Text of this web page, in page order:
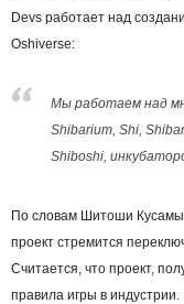
Devs работает над
Oshiverse:
Мы работаем над
Shibarium, Shi,
Shiboshi,
По словам Шитоши Кусамы,
проект стремится
Считается, что проект,
правила игры в индустрии.